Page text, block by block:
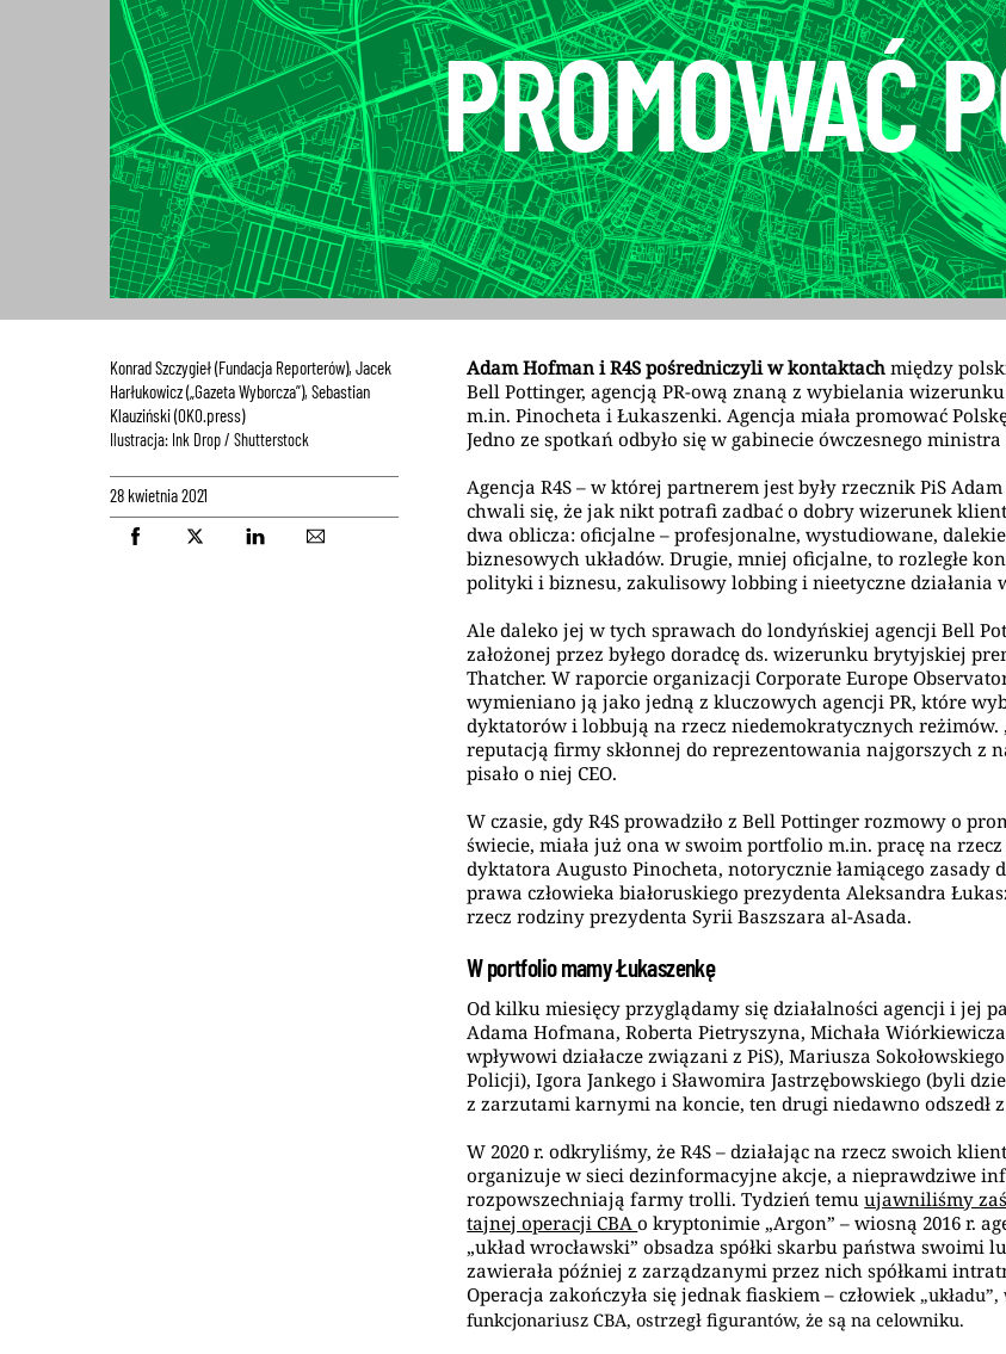
PROMOWAĆ
Konrad Szczygieł (Fundacja Reporterów), Jacek
Harłukowicz („Gazeta Wyborcza”), Sebastian
Klauziński (OKO.press)
Ilustracja: Ink Drop / Shutterstock
28 kwietnia 2021
Adam Hofman i R4S pośredniczyli w kontaktach między
Bell Pottinger, agencją PR-ową znaną z wybielania
m.in. Pinocheta i Łukaszenki. Agencja miała promować
Jedno ze spotkań odbyło się w gabinecie ówczesnego
Agencja R4S – w której partnerem jest były rzecznik PiS
chwali się, że jak nikt potrafi zadbać o dobry wizerunek
dwa oblicza: oficjalne – profesjonalne, wystudiowane,
biznesowych układów. Drugie, mniej oficjalne, to rozległe
polityki i biznesu, zakulisowy lobbing i nieetyczne działania
Ale daleko jej w tych sprawach do londyńskiej agencji Bell
założonej przez byłego doradcę ds. wizerunku brytyjskiej
Thatcher. W raporcie organizacji Corporate Europe
wymieniano ją jako jedną z kluczowych agencji PR, które
dyktatorów i lobbują na rzecz niedemokratycznych reżimów.
reputacją firmy skłonnej do reprezentowania najgorszych z
pisało o niej CEO.
W czasie, gdy R4S prowadziło z Bell Pottinger rozmowy o
świecie, miała już ona w swoim portfolio m.in. pracę na
dyktatora Augusto Pinocheta, notorycznie łamiącego zasady
prawa człowieka białoruskiego prezydenta Aleksandra
rzecz rodziny prezydenta Syrii Baszszara al-Asada.
W portfolio mamy Łukaszenkę
Od kilku miesięcy przyglądamy się działalności agencji i jej
Adama Hofmana, Roberta Pietryszyna, Michała
wpływowi działacze związani z PiS), Mariusza
Policji), Igora Jankego i Sławomira Jastrzębowskiego (byli
z zarzutami karnymi na koncie, ten drugi niedawno odszedł
W 2020 r. odkryliśmy, że R4S – działając na rzecz swoich
organizuje w sieci dezinformacyjne akcje, a nieprawdziwe
rozpowszechniają farmy trolli. Tydzień temuujawniliśmy zaś
tajnej operacji CBAo kryptonimie „Argon” – wiosną 2016 r.
„układ wrocławski” obsadza spółki skarbu państwa swoimi
zawierała później z zarządzanymi przez nich spółkami
Operacja zakończyła się jednak fiaskiem – człowiek
funkcjonariusz CBA, ostrzegł figurantów, że są na celowniku.